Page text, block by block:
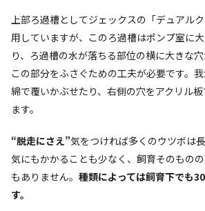
上部ろ過槽としてジェックスの「デュアル
用していますが、このろ過槽はポンプ室に
り、ろ過槽の水が落ちる部位の横に大きな穴
この部分をふさぐための工夫が必要です。
綿で覆いかぶせたり、右側の穴をアクリル
ます。
“脱走にさえ”気をつければ多くのウツボは
気にもかかることも少なく、飼育そのもの
もありません。 種類によっては飼育下でも
す。